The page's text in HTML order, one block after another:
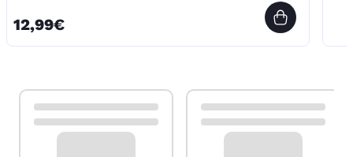
12,99€